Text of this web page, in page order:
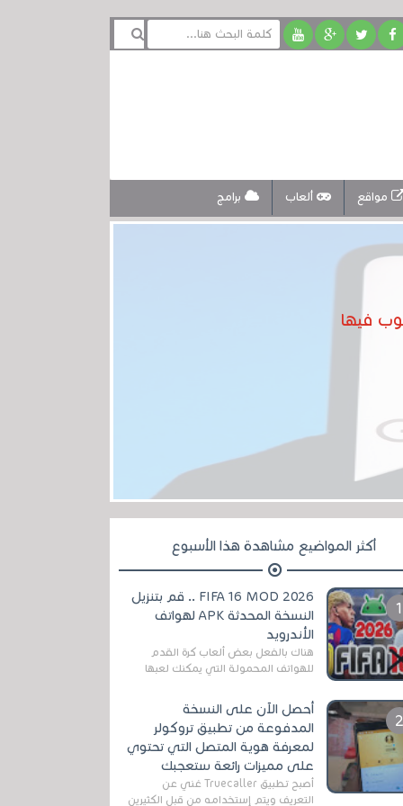
مواقع ألعاب برامج
فيها
أكثر المواضيع مشاهدة هذا الأسبوع
FIFA 16 MOD 2026 .. قم بتنزيل
النسخة المحدثة APK لهواتف
الأندرويد
هناك بالفعل بعض ألعاب كرة القدم
للهواتف المحمولة التي يمكنك لعبها
مثل EA Sports ...
أحصل الآن على النسخة
المدفوعة من تطبيق تروكولر
لمعرفة هوية المتصل التي تحتوي
على مميزات رائعة ستعجبك
أصبح تطبيق Truecaller غني عن
التعريف ويتم إستخدامه من قبل الكثيرين